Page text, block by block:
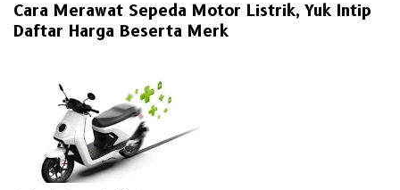
Cara Merawat Sepeda Motor Listrik, Yuk Intip
Daftar Harga Beserta Merk